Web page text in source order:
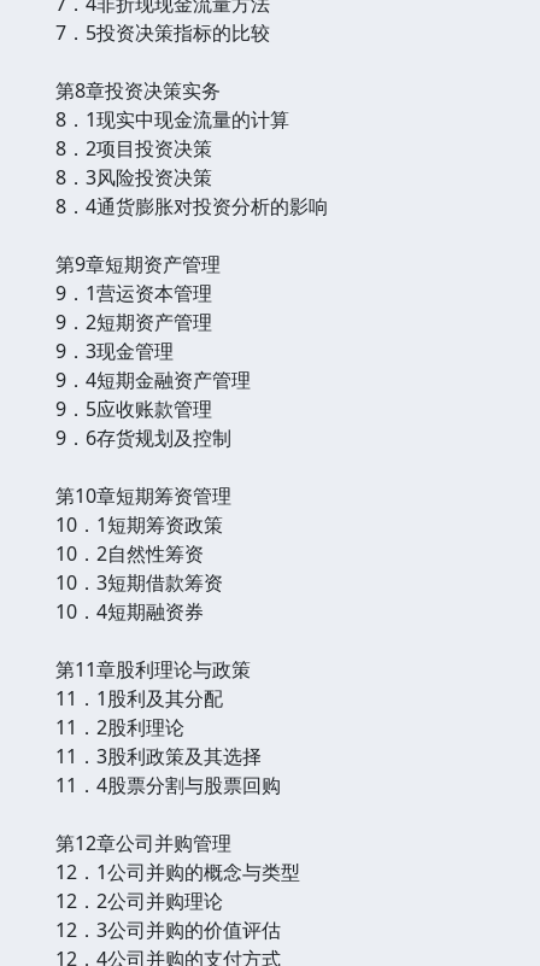
7．5投资决策指标的比较
第8章投资决策实务
8．1现实中现金流量的计算
8．2项目投资决策
8．3风险投资决策
8．4通货膨胀对投资分析的影响
第9章短期资产管理
9．1营运资本管理
9．2短期资产管理
9．3现金管理
9．4短期金融资产管理
9．5应收账款管理
9．6存货规划及控制
第10章短期筹资管理
10．1短期筹资政策
10．2自然性筹资
10．3短期借款筹资
10．4短期融资券
第11章股利理论与政策
11．1股利及其分配
11．2股利理论
11．3股利政策及其选择
11．4股票分割与股票回购
第12章公司并购管理
12．1公司并购的概念与类型
12．2公司并购理论
12．3公司并购的价值评估
12．4公司并购的支付方式